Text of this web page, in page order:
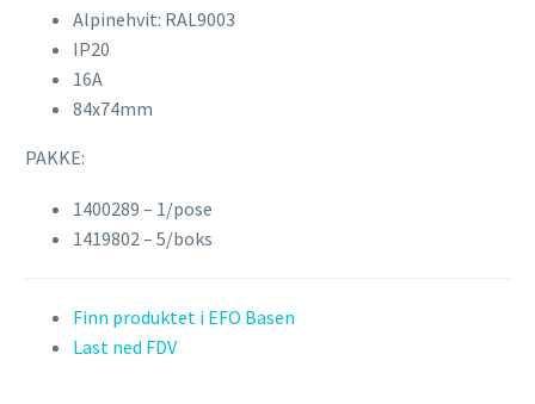
Alpinehvit: RAL9003
IP20
16A
84x74mm
PAKKE:
1400289 – 1/pose
1419802 – 5/boks
Finn produktet i EFO Basen
Last ned FDV